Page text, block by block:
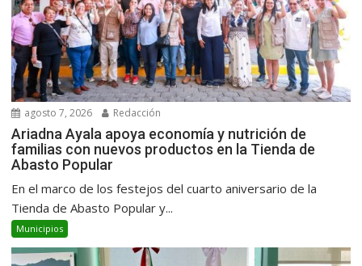
agosto 7, 2026 Redacción
Ariadna Ayala apoya economía y nutrición de
familias con nuevos productos en la Tienda de
Abasto Popular
En el marco de los festejos del cuarto aniversario de la
Tienda de Abasto Popular y...
Municipios